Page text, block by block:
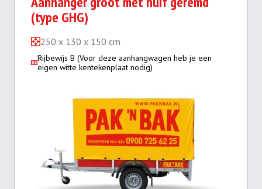
(type GHG)
250 x 130 x 150 cm
Rijbewijs B (Voor deze aanhangwagen heb je een
eigen witte kentekenplaat nodig)